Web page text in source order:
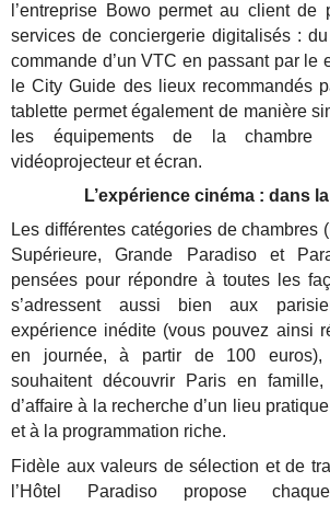
l’entreprise Bowo permet au client de
services de conciergerie digitalisés :
commande d’un VTC en passant par le
le City Guide des lieux recommandés
tablette permet également de manière
les équipements de la chambre
vidéoprojecteur et écran.
L’expérience cinéma : dans
Les différentes catégories de chambres
Supérieure, Grande Paradiso et
pensées pour répondre à toutes les
s’adressent aussi bien aux
expérience inédite (vous pouvez ainsi
en journée, à partir de 100 euros),
souhaitent découvrir Paris en famille,
d’affaire à la recherche d’un lieu
et à la programmation riche.
Fidèle aux valeurs de sélection et de
l’Hôtel Paradiso propose